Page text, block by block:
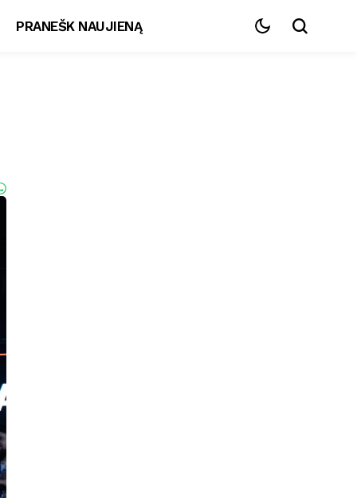
PRANEŠK NAUJIENĄ